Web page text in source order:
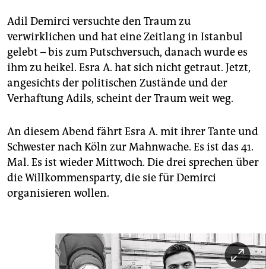
Adil Demirci versuchte den Traum zu
verwirklichen und hat eine Zeitlang in Istanbul
gelebt – bis zum Putschversuch, danach wurde es
ihm zu heikel. Esra A. hat sich nicht getraut. Jetzt,
angesichts der politischen Zustände und der
Verhaftung Adils, scheint der Traum weit weg.
An diesem Abend fährt Esra A. mit ihrer Tante und
Schwester nach Köln zur Mahnwache. Es ist das 41.
Mal. Es ist wieder Mittwoch. Die drei sprechen über
die Willkommensparty, die sie für Demirci
organisieren wollen.